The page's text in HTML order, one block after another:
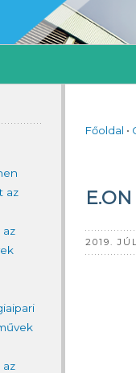
az
az
az
Főoldal •
2019.